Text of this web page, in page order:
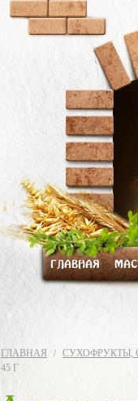
ГЛАВНАЯ
ГЛАВНАЯ СУХОФРУКТЫ,
45 Г